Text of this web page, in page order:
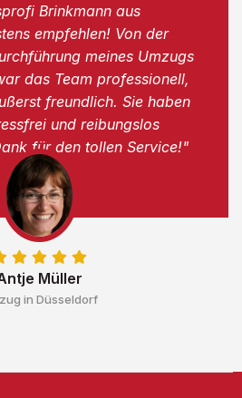
Müller
in Düsseldorf
Brinkmann aus
empfehlen! Von der
meines Umzugs
das Team professionell,
freundlich. Sie haben
und reibungslos
für den tollen Service!"